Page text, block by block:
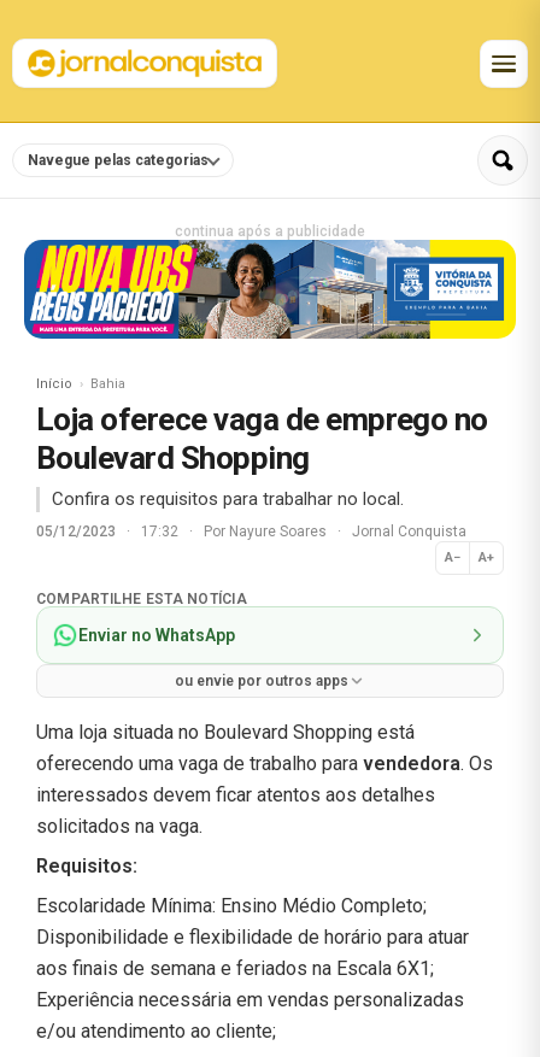
Navegue pelas categorias
continua após a publicidade
Início Bahia
Loja oferece vaga de emprego no
Boulevard Shopping
Confira os requisitos para trabalhar no local.
05/12/2023 · 17:32 · Por Nayure Soares · Jornal Conquista
A− A+
Normal
COMPARTILHE ESTA NOTÍCIA
Enviar no WhatsApp
ou envie por outros apps
Uma loja situada no Boulevard Shopping está
oferecendo uma vaga de trabalho para vendedora. Os
interessados devem ficar atentos aos detalhes
solicitados na vaga.
Requisitos:
Escolaridade Mínima: Ensino Médio Completo;
Disponibilidade e flexibilidade de horário para atuar
aos finais de semana e feriados na Escala 6X1;
Experiência necessária em vendas personalizadas
e/ou atendimento ao cliente;